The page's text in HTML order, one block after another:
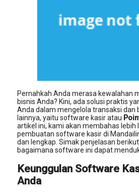
Pernahkah Anda merasa kewalahan
bisnis Anda? Kini, ada solusi praktis
Anda dalam mengelola transaksi dan
lainnya, yaitu software kasir atau
artikel ini, kami akan membahas lebih
pembuatan software kasir di
dan lengkap. Simak penjelasan
bagaimana software ini dapat
Keunggulan Software
Anda